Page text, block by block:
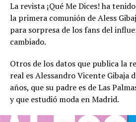
La revista ¡Qué Me Dices! ha
la primera comunión de Aless
para sorpresa de los fans del
cambiado.
Otros de los datos que publica la
real es Alessandro Vicente Gibaja
años, que su padre es de Las
y que estudió moda en Madrid.